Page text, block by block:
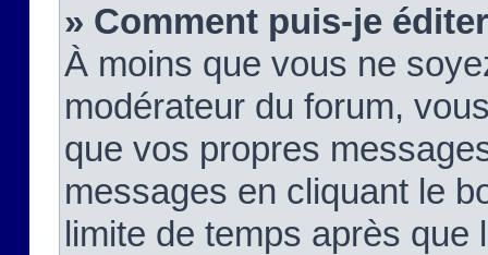
» Comment puis-je
À moins que vous ne
modérateur du forum,
que vos propres
messages en cliquant le
limite de temps après que